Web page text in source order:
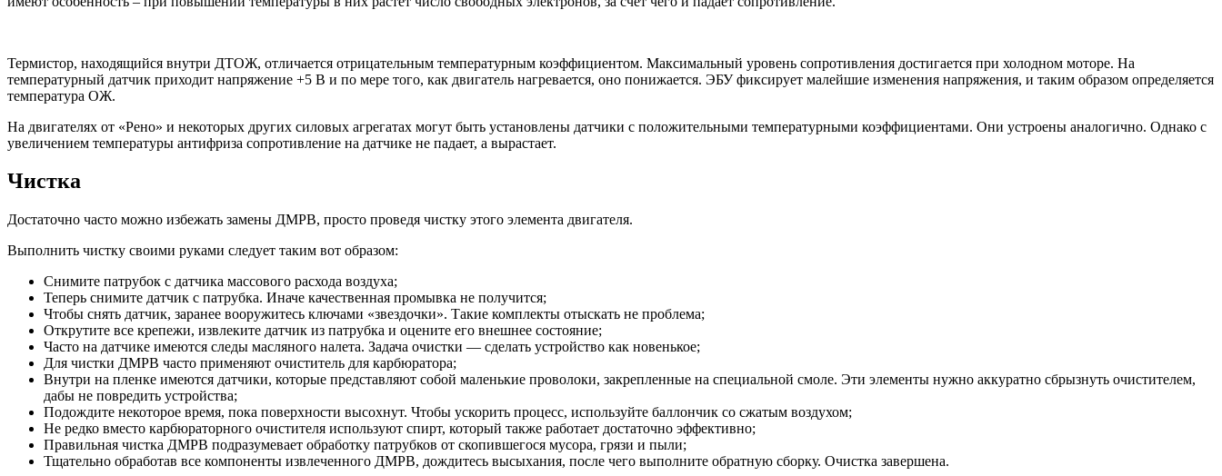
Термистор, находящийся внутри ДТОЖ, отличается отрицательным температурным коэффициентом. Максимальный уровень сопротивления достигается при холодном моторе. На
температурный датчик приходит напряжение +5 В и по мере того, как двигатель нагревается, оно понижается. ЭБУ фиксирует малейшие изменения напряжения, и таким образом определяется
температура ОЖ.
На двигателях от «Рено» и некоторых других силовых агрегатах могут быть установлены датчики с положительными температурными коэффициентами. Они устроены аналогично. Однако с
увеличением температуры антифриза сопротивление на датчике не падает, а вырастает.
Чистка
Достаточно часто можно избежать замены ДМРВ, просто проведя чистку этого элемента двигателя.
Выполнить чистку своими руками следует таким вот образом:
Снимите патрубок с датчика массового расхода воздуха;
Теперь снимите датчик с патрубка. Иначе качественная промывка не получится;
Чтобы снять датчик, заранее вооружитесь ключами «звездочки». Такие комплекты отыскать не проблема;
Открутите все крепежи, извлеките датчик из патрубка и оцените его внешнее состояние;
Часто на датчике имеются следы масляного налета. Задача очистки — сделать устройство как новенькое;
Для чистки ДМРВ часто применяют очиститель для карбюратора;
Внутри на пленке имеются датчики, которые представляют собой маленькие проволоки, закрепленные на специальной смоле. Эти элементы нужно аккуратно сбрызнуть очистителем,
дабы не повредить устройства;
Подождите некоторое время, пока поверхности высохнут. Чтобы ускорить процесс, используйте баллончик со сжатым воздухом;
Не редко вместо карбюраторного очистителя используют спирт, который также работает достаточно эффективно;
Правильная чистка ДМРВ подразумевает обработку патрубков от скопившегося мусора, грязи и пыли;
Тщательно обработав все компоненты извлеченного ДМРВ, дождитесь высыхания, после чего выполните обратную сборку. Очистка завершена.